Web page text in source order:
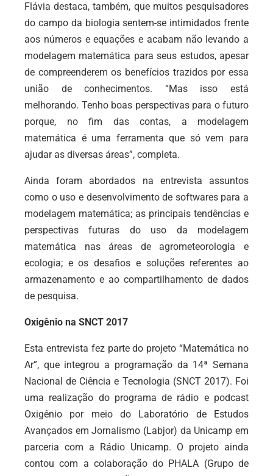
Flávia destaca, também, que muitos pesquisadores
do campo da biologia sentem-se intimidados frente
aos números e equações e acabam não levando a
modelagem matemática para seus estudos, apesar
de compreenderem os benefícios trazidos por essa
união de conhecimentos. “Mas isso está
melhorando. Tenho boas perspectivas para o futuro
porque, no fim das contas, a modelagem
matemática é uma ferramenta que só vem para
ajudar as diversas áreas”, completa.
Ainda foram abordados na entrevista assuntos
como o uso e desenvolvimento de softwares para a
modelagem matemática; as principais tendências e
perspectivas futuras do uso da modelagem
matemática nas áreas de agrometeorologia e
ecologia; e os desafios e soluções referentes ao
armazenamento e ao compartilhamento de dados
de pesquisa.
Oxigênio na SNCT 2017
Esta entrevista fez parte do projeto “Matemática no
Ar”, que integrou a programação da 14ª Semana
Nacional de Ciência e Tecnologia (SNCT 2017). Foi
uma realização do programa de rádio e podcast
Oxigênio por meio do Laboratório de Estudos
Avançados em Jornalismo (Labjor) da Unicamp em
parceria com a Rádio Unicamp. O projeto ainda
contou com a colaboração do PHALA (Grupo de